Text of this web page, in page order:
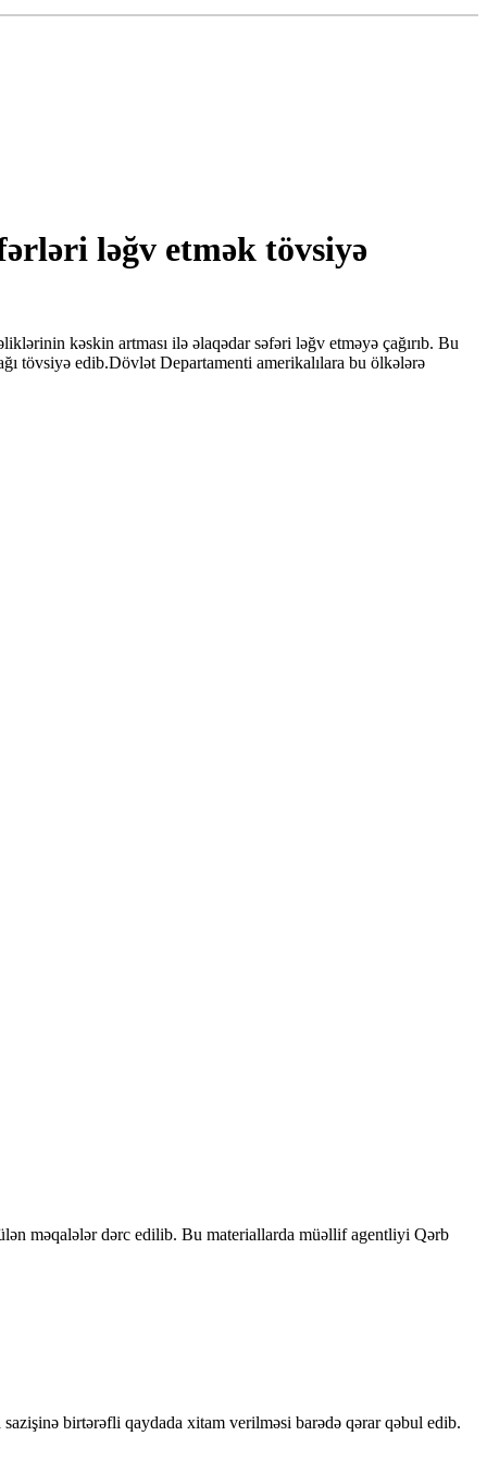
ləğv etmək tövsiyə
kəskin artması ilə əlaqədar səfəri ləğv etməyə çağırıb. Bu
tövsiyə edib.Dövlət Departamenti amerikalılara bu ölkələrə
məqalələr dərc edilib. Bu materiallarda müəllif agentliyi Qərb
birtərəfli qaydada xitam verilməsi barədə qərar qəbul edib.